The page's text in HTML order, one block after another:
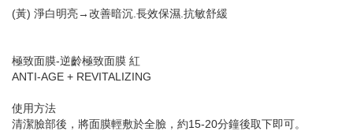
(黃) 淨白明亮→改善暗沉.長效保濕.抗敏舒緩
極致面膜-逆齡極致面膜 紅
ANTI-AGE + REVITALIZING
使用方法
清潔臉部後，將面膜輕敷於全臉，約15-20分鐘後取下即可。